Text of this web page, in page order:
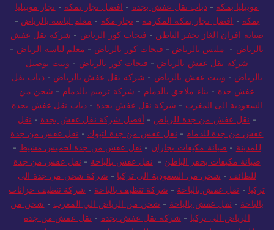
موبيليا بمكة -دباب نقل عفش بجدة - افضل نجار بمكة - نجار موبيليا
بمكة - افضل نجار بمكة المكرمة - نجار مكة - معلم لياسة بالرياض -
صيانة افران الغاز بحفر الباطن - فتحات كور الرياض - شركة نقل عفش
بالرياض - مليس بالرياض - فتحات كور بالرياض - معلم لياسة الرياض -
شركة نقل عفش بالرياض - فتحات كور بالرياض - ونيت توصيل
بالرياض - ونيت عفش بالرياض - شركة نقل عفش بالرياض -دباب نقل
عفش جدة - بناء ملاحق بالدمام - شركة ترميم بالدمام - شحن من
السعودية الى المغرب - شركة نقل عفش بجدة - دباب نقل عفش بجدة
- نقل عفش من جدة للرياض - أفضل شركة نقل عفش بجدة - نقل
عفش من جدة للدمام - نقل عفش من جدة لتبوك - نقل عفش من جدة
للمدينة - صيانة مكيفات بجازان - نقل عفش من جدة لخميس مشيط -
صيانة مكيفات بحفر الباطن - نقل عفش بالباحة - نقل عفش من جدة
للطائف - شحن من السعودية الى تركيا - شركة شحن من جدة الى
تركيا - نقل عفش بالباحة - شركة تنظيف بالباحة - شركة تنظيف خزانات
بالباحة - نقل عفش بالباحة - شحن من الرياض الي المغرب - شحن من
الرياض الى تركيا - شركة نقل عفش بجدة - نقل عفش من جدة